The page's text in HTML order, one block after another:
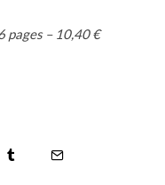
pages – 10,40 €